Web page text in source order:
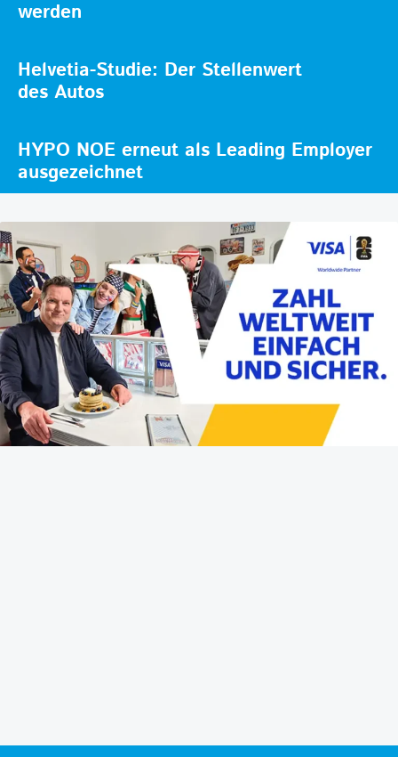
werden
Helvetia-Studie: Der Stellenwert
des Autos
HYPO NOE erneut als Leading Employer
ausgezeichnet